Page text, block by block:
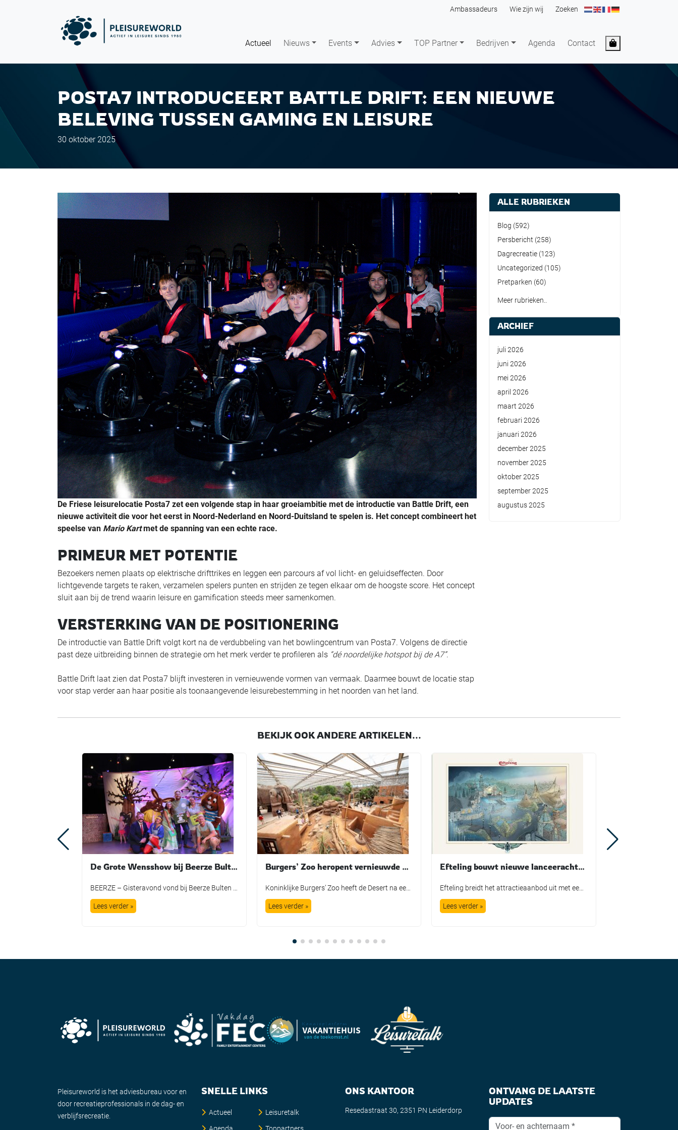
Ambassadeurs Wie zijn wij Zoeken
Actueel Nieuws Events Advies TOP Partner Bedrijven Agenda Contact Cart
POSTA7 INTRODUCEERT BATTLE DRIFT: EEN NIEUWE
BELEVING TUSSEN GAMING EN LEISURE
30 oktober 2025
De Friese leisurelocatie Posta7 zet een volgende stap in haar groeiambitie met de introductie van Battle Drift, een
nieuwe activiteit die voor het eerst in Noord-Nederland en Noord-Duitsland te spelen is. Het concept combineert het
speelse van Mario Kartmet de spanning van een echte race.
PRIMEUR MET POTENTIE
Bezoekers nemen plaats op elektrische drifttrikes en leggen een parcours af vol licht- en geluidseffecten. Door
lichtgevende targets te raken, verzamelen spelers punten en strijden ze tegen elkaar om de hoogste score. Het concept
sluit aan bij de trend waarin leisure en gamification steeds meer samenkomen.
VERSTERKING VAN DE POSITIONERING
De introductie van Battle Drift volgt kort na de verdubbeling van het bowlingcentrum van Posta7. Volgens de directie
past deze uitbreiding binnen de strategie om het merk verder te profileren als “dé noordelijke hotspot bij de A7”.
Battle Drift laat zien dat Posta7 blijft investeren in vernieuwende vormen van vermaak. Daarmee bouwt de locatie stap
voor stap verder aan haar positie als toonaangevende leisurebestemming in het noorden van het land.
ALLE RUBRIEKEN
Blog (592)
Persbericht (258)
Dagrecreatie (123)
Uncategorized (105)
Pretparken (60)
Meer rubrieken..
ARCHIEF
juli 2026
juni 2026
mei 2026
april 2026
maart 2026
februari 2026
januari 2026
december 2025
november 2025
oktober 2025
september 2025
augustus 2025
BEKIJK OOK ANDERE ARTIKELEN...
De Grote Wensshow bij Beerze Bulten was onvergetelijk
Lees verder »
Burgers’ Zoo heropent vernieuwde Desert na maandenlange verbouwing
Koninklijke Burgers’ Zoo heeft de Desert na een ingrijpende verbouwing weer geopend voor bezoekers. In de grootste overdekte rotswoestijn ter wereld zijn onder meer nieuwe dierverblijven, een aangepaste bezoekersroute en een nieuwe hoofdingang gerealiseerd. De heropening werd op 9 juli gemarkeerd met de introductie van een nieuwe diersoort: de Gopher-schildpad. Het dier is als eerste […]
Lees verder »
Efteling bouwt nieuwe lanceerachtbaan Missie Luminar
Lees verder »
Pleisureworld is het adviesbureau voor en
door recreatieprofessionals in de dag- en
verblijfsrecreatie.
SNELLE LINKS
Actueel
Leisuretalk
ONS KANTOOR
Resedastraat 30, 2351 PN Leiderdorp
ONTVANG DE LAATSTE
UPDATES